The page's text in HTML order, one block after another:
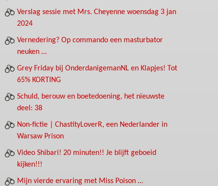
Verslag sessie met Mrs. Cheyenne woensdag 3 jan
2024
Vernedering? Op commando een masturbator
neuken …
Grey Friday bij OnderdanigemanNL en Klapjes! Tot
65% KORTING
Schuld, berouw en boetedoening, het nieuwste
deel: 38
Non-fictie | ChastityLoverR, een Nederlander in
Warsaw Prison
Video Shibari! 20 minuten!! Je blijft geboeid
kijken!!!
Mijn vierde ervaring met Miss Poison …